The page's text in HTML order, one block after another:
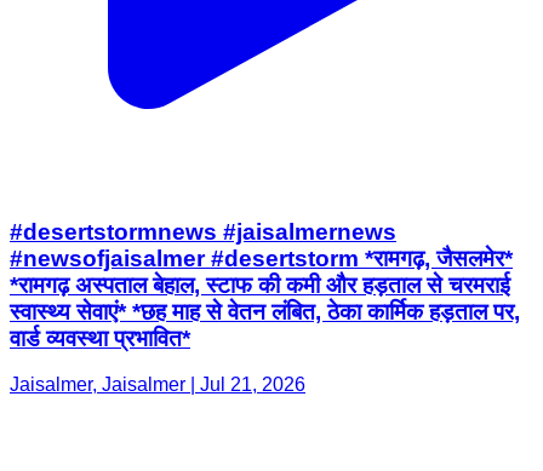
#desertstormnews #jaisalmernews
#newsofjaisalmer #desertstorm *रामगढ़, जैसलमेर*
*रामगढ़ अस्पताल बेहाल, स्टाफ की कमी और हड़ताल से चरमराई
स्वास्थ्य सेवाएं* *छह माह से वेतन लंबित, ठेका कार्मिक हड़ताल पर,
वार्ड व्यवस्था प्रभावित*
Jaisalmer, Jaisalmer | Jul 21, 2026